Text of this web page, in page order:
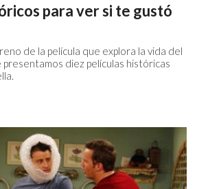
para ver si te gustó
de la película que explora la vida del
diez películas históricas